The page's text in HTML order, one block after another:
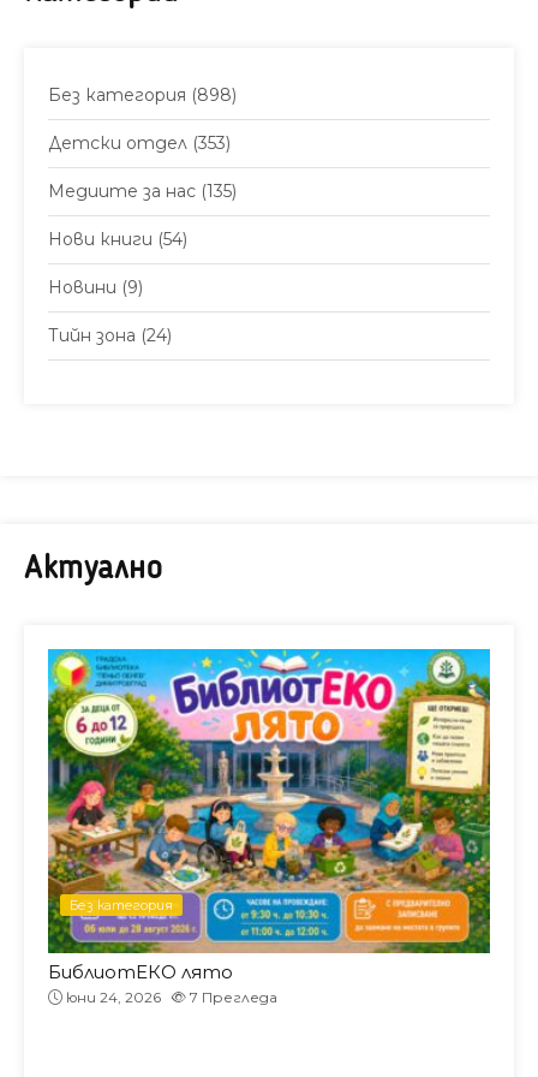
Без категория (898)
Детски отдел (353)
Медиите за нас (135)
Нови книги (54)
Новини (9)
Тийн зона (24)
Актуално
Без категория
юни 22, 2026